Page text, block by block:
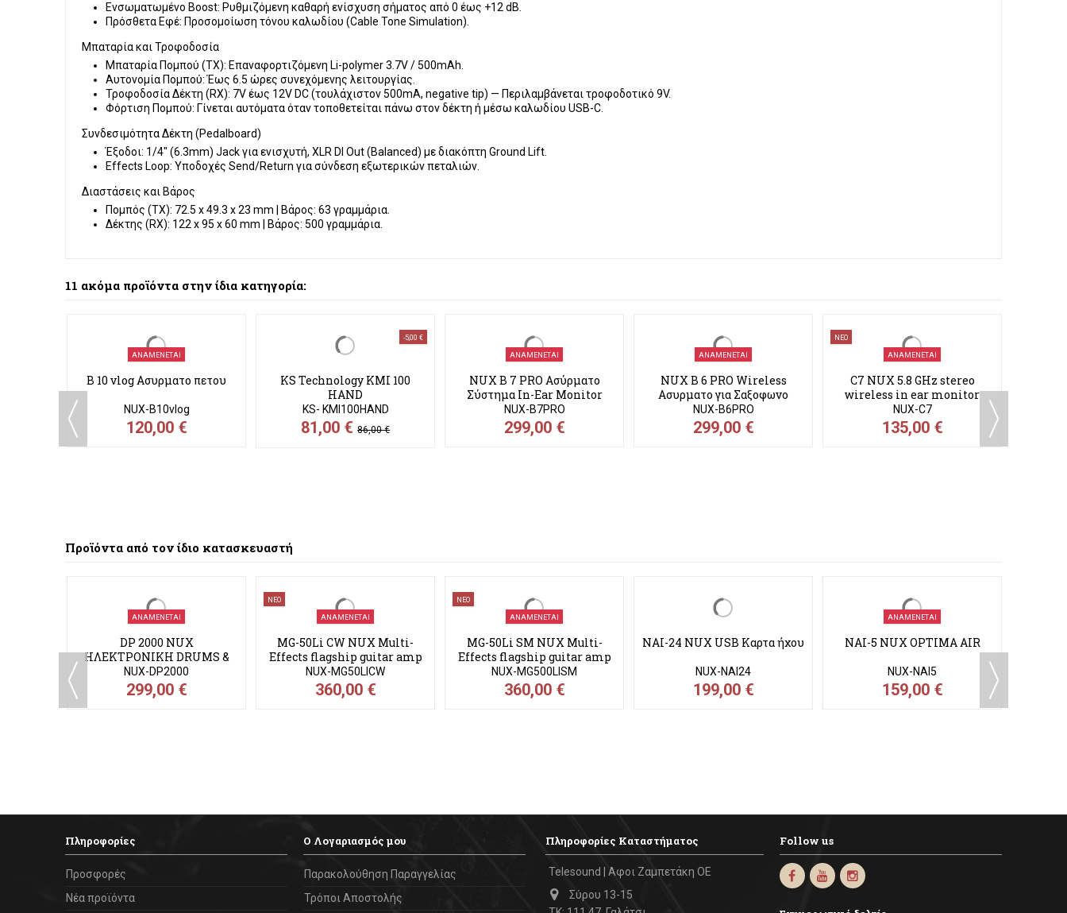
Ενσωματωμένο Boost: Ρυθμιζόμενη καθαρή ενίσχυση σήματος από 0 έως +12 dB.
Πρόσθετα Εφέ: Προσομοίωση τόνου καλωδίου (Cable Tone Simulation).
Μπαταρία και Τροφοδοσία
Μπαταρία Πομπού (TX): Επαναφορτιζόμενη Li-polymer 3.7V / 500mAh.
Αυτονομία Πομπού:Έως 6.5 ώρες συνεχόμενης λειτουργίας.
Τροφοδοσία Δέκτη (RX): 7V έως 12V DC (τουλάχιστον 500mA, negative tip) — Περιλαμβάνεται τροφοδοτικό 9V.
Φόρτιση Πομπού: Γίνεται αυτόματα όταν τοποθετείται πάνω στον δέκτη ή μέσω καλωδίου USB-C.
Συνδεσιμότητα Δέκτη (Pedalboard)
Έξοδοι: 1/4" (6.3mm) Jack για ενισχυτή, XLR DI Out (Balanced) με διακόπτη Ground Lift.
Effects Loop: Υποδοχές Send/Return για σύνδεση εξωτερικών πεταλιών.
Διαστάσεις και Βάρος
Πομπός (TX): 72.5 x 49.3 x 23 mm | Βάρος: 63 γραμμάρια.
Δέκτης (RX): 122 x 95 x 60 mm | Βάρος: 500 γραμμάρια.
11 ακόμα προϊόντα στην ίδια κατηγορία:
ΑΝΑΜΈΝΕΤΑΙ
-5,00 €
ΑΝΑΜΈΝΕΤΑΙ ΑΝΑΜΈΝΕΤΑΙ
ΝΕΟ
ΑΝΑΜΈΝΕΤΑΙ
Προϊόντα από τον ίδιο κατασκευαστή
ΑΝΑΜΈΝΕΤΑΙ
DP 2000 NUX
ΗΛΕΚΤΡΟΝΙΚΗ DRUMS &
pads Κρουστών
NUX-DP2000
299,00 €
ΝΕΟ
ΑΝΑΜΈΝΕΤΑΙ
MG-50Li CW NUX Multi-
Effects flagship guitar amp
modeler...
NUX-MG50LICW
360,00 €
ΝΕΟ
ΑΝΑΜΈΝΕΤΑΙ
MG-50Li SM NUX Multi-
Effects flagship guitar amp
modeler...
NUX-MG500LISM
360,00 €
NAI-24 NUX USB Καρτα ήχου
NUX-NAI24
199,00 €
ΑΝΑΜΈΝΕΤΑΙ
NAI-5 NUX OPTIMA AIR
NUX-NAI5
159,00 €
Πληροφορίες
Προσφορές
Νέα προϊόντα
Ο Λογαριασμός μου
Παρακολούθηση Παραγγελίας
Τρόποι Αποστολής
Πληροφορίες Καταστήματος
Telesound | Αφοι Ζαμπετάκη ΟΕ
Σύρου 13-15
Follow us